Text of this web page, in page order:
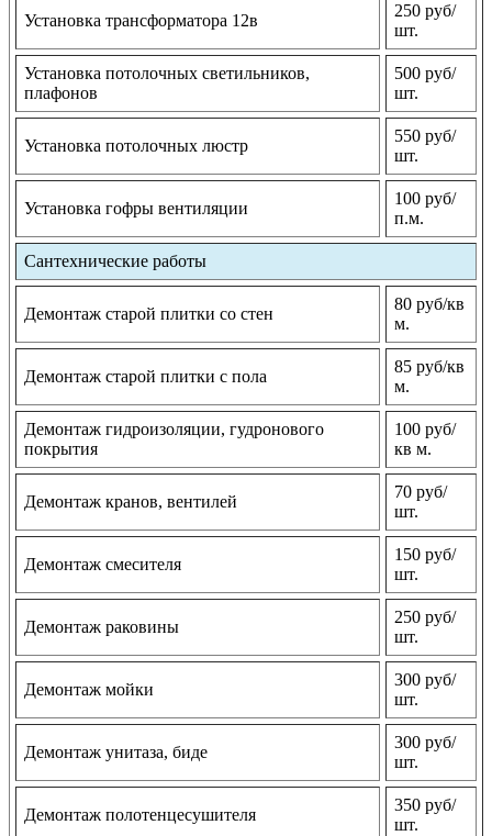
Установка трансформатора 12в
250 руб/
шт.
Установка потолочных светильников,
плафонов
500 руб/
шт.
Установка потолочных люстр
550 руб/
шт.
Установка гофры вентиляции
100 руб/
п.м.
Сантехнические работы
Демонтаж старой плитки со стен
80 руб/кв
м.
Демонтаж старой плитки с пола
85 руб/кв
м.
Демонтаж гидроизоляции, гудронового
покрытия
100 руб/
кв м.
Демонтаж кранов, вентилей
70 руб/
шт.
Демонтаж смесителя
150 руб/
шт.
Демонтаж раковины
250 руб/
шт.
Демонтаж мойки
300 руб/
шт.
Демонтаж унитаза, биде
300 руб/
шт.
Демонтаж полотенцесушителя
350 руб/
шт.